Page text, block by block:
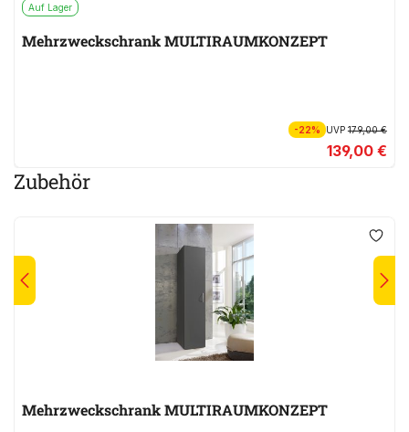
Auf Lager
Mehrzweckschrank MULTIRAUMKONZEPT
-22% UVP179,00 €
139,00 €
Zubehör
Mehrzweckschrank MULTIRAUMKONZEPT